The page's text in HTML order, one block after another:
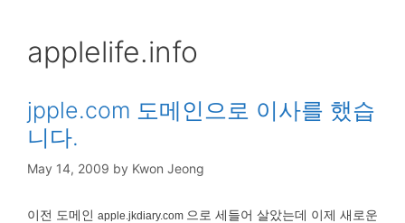
applelife.info
jpple.com 도메인으로 이사를 했습
니다.
May 14, 2009 by Kwon Jeong
이전 도메인 apple.jkdiary.com 으로 세들어 살았는데 이제 새로운